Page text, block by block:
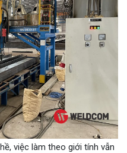
việc làm theo giới tính vẫn